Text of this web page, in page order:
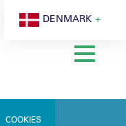
DENMARK
COOKIES